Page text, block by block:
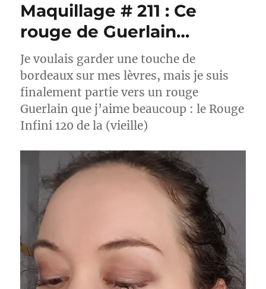
Maquillage # 211 : Ce
rouge de Guerlain…
Je voulais garder une touche de
bordeaux sur mes lèvres, mais je suis
finalement partie vers un rouge
Guerlain que j’aime beaucoup : le Rouge
Infini 120 de la (vieille)